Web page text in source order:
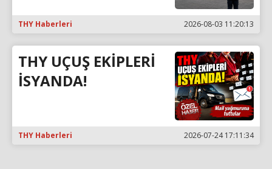
THY Haberleri 2026-08-03 11:20:13
THY UÇUŞ EKİPLERİ
İSYANDA!
THY Haberleri 2026-07-24 17:11:34